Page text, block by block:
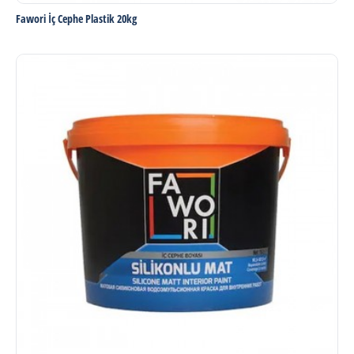
Fawori İç Cephe Plastik 20kg